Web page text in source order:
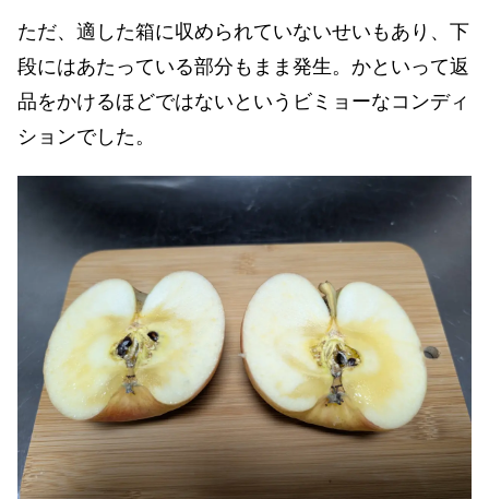
ただ、適した箱に収められていないせいもあり、下
段にはあたっている部分もまま発生。かといって返
品をかけるほどではないというビミョーなコンディ
ションでした。